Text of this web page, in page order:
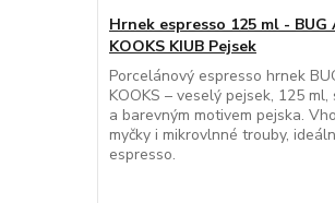
Hrnek espresso 125 ml - BUG
KOOKS KIUB Pejsek
Porcelánový espresso hrnek
KOOKS – veselý pejsek, 125 ml,
a barevným motivem pejska.
myčky i mikrovlnné trouby,
espresso.